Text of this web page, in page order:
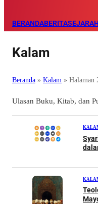
BERANDABERITASEJARAH
Kalam
Beranda » Kalam » Halaman
Ulasan Buku, Kitab, dan